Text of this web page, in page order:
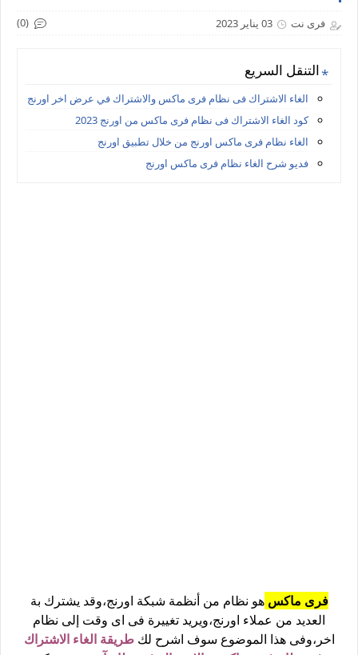
فرى نت 03 يناير 2023 (0)
التنقل السريع
الغاء الاشتراك فى نظام فرى ماكس والاشتراك في عرض اخر اورنج
كود الغاء الاشتراك فى نظام فرى ماكس من اورنج 2023
الغاء نظام فرى ماكس اورنج من خلال تطبيق اورنج
فديو شرح الغاء نظام فرى ماكس اورنج
فرى ماكسهو نظام من أنظمة شبكة اورنج،وقد يشترك بة
العديد من عملاء اورنج،ويريد تغييرة فى اى وقت إلى نظام
اخر،وفى هذا الموضوع سوف اشرح لك طريقة الغاء الاشتراك